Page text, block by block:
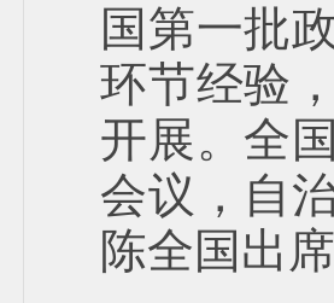
国第一批
环节经验
开展。全
会议，自
陈全国出